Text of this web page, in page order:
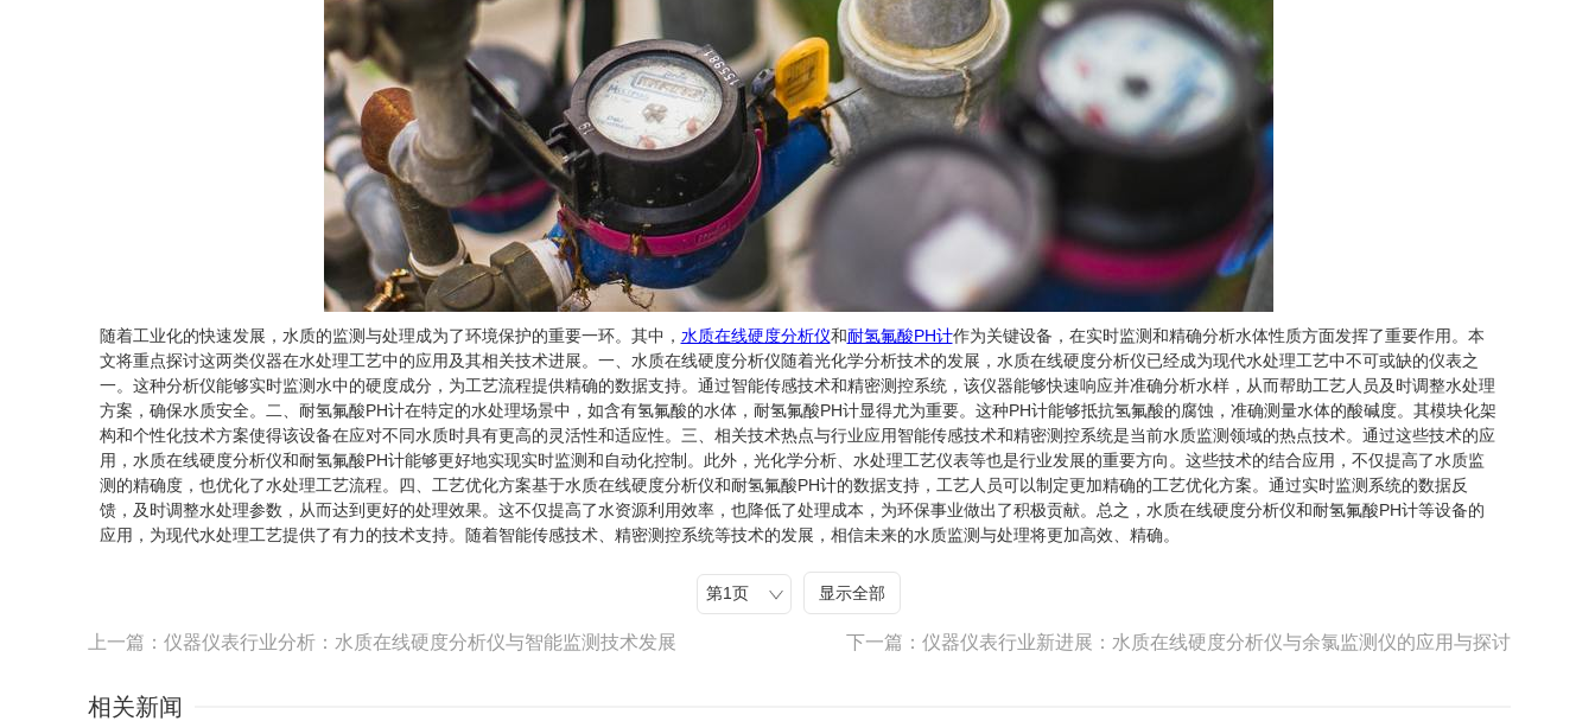
随着工业化的快速发展，水质的监测与处理成为了环境保护的重要一环。其中， 水质在线硬度分析仪和耐氢氟酸PH计作为关键设备，在实时监测和精确分析水体性质方面发挥了重要作用。本
文将重点探讨这两类仪器在水处理工艺中的应用及其相关技术进展。一、水质在线硬度分析仪随着光化学分析技术的发展，水质在线硬度分析仪已经成为现代水处理工艺中不可或缺的仪表之
一。这种分析仪能够实时监测水中的硬度成分，为工艺流程提供精确的数据支持。通过智能传感技术和精密测控系统，该仪器能够快速响应并准确分析水样，从而帮助工艺人员及时调整水处理
方案，确保水质安全。二、耐氢氟酸PH计在特定的水处理场景中，如含有氢氟酸的水体，耐氢氟酸PH计显得尤为重要。这种PH计能够抵抗氢氟酸的腐蚀，准确测量水体的酸碱度。其模块化架
构和个性化技术方案使得该设备在应对不同水质时具有更高的灵活性和适应性。三、相关技术热点与行业应用智能传感技术和精密测控系统是当前水质监测领域的热点技术。通过这些技术的应
用，水质在线硬度分析仪和耐氢氟酸PH计能够更好地实现实时监测和自动化控制。此外，光化学分析、水处理工艺仪表等也是行业发展的重要方向。这些技术的结合应用，不仅提高了水质监
测的精确度，也优化了水处理工艺流程。四、工艺优化方案基于水质在线硬度分析仪和耐氢氟酸PH计的数据支持，工艺人员可以制定更加精确的工艺优化方案。通过实时监测系统的数据反
馈，及时调整水处理参数，从而达到更好的处理效果。这不仅提高了水资源利用效率，也降低了处理成本，为环保事业做出了积极贡献。总之，水质在线硬度分析仪和耐氢氟酸PH计等设备的
应用，为现代水处理工艺提供了有力的技术支持。随着智能传感技术、精密测控系统等技术的发展，相信未来的水质监测与处理将更加高效、精确。
显示全部
上一篇：仪器仪表行业分析：水质在线硬度分析仪与智能监测技术发展 下一篇：仪器仪表行业新进展：水质在线硬度分析仪与余氯监测仪的应用与探讨
相关新闻